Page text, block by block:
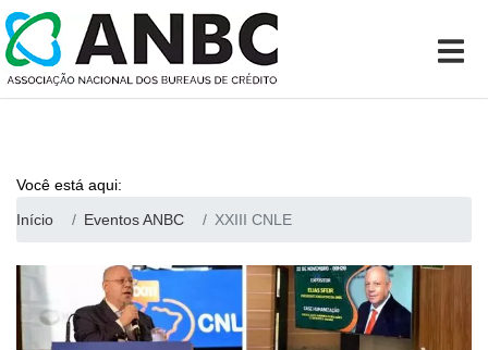
Você está aqui:
Início
Eventos ANBC XXIII CNLE